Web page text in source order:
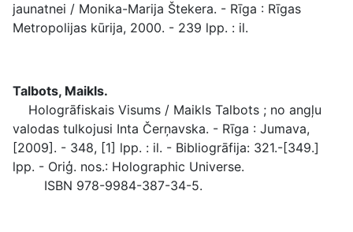
jaunatnei / Monika-Marija Štekera. - Rīga : Rīgas
Metropolijas kūrija, 2000. - 239 lpp. : il.
Talbots, Maikls.
Hologrāfiskais Visums / Maikls Talbots ; no angļu
valodas tulkojusi Inta Čerņavska. - Rīga : Jumava,
[2009]. - 348, [1] lpp. : il. - Bibliogrāfija: 321.-[349.]
lpp. - Oriģ. nos.: Holographic Universe.
ISBN 978-9984-387-34-5.